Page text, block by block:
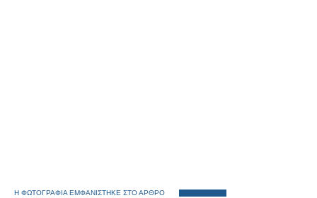
Η ΦΩΤΟΓΡΑΦΙΑ ΕΜΦΑΝΙΣΤΗΚΕ ΣΤΟ ΑΡΘΡΟ